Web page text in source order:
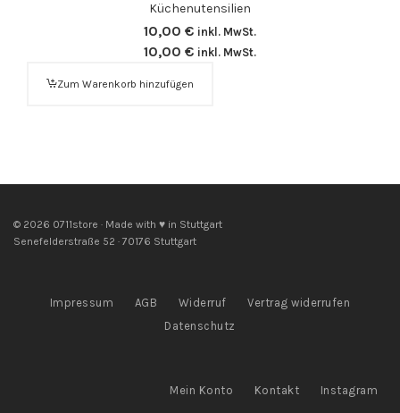
Küchenutensilien
10,00 € inkl. MwSt.
10,00 € inkl. MwSt.
Zum Warenkorb hinzufügen
© 2026 0711store · Made with ♥ in Stuttgart
Senefelderstraße 52 · 70176 Stuttgart
Impressum AGB Widerruf
Vertrag widerrufen
Datenschutz
Mein Konto Kontakt Instagram